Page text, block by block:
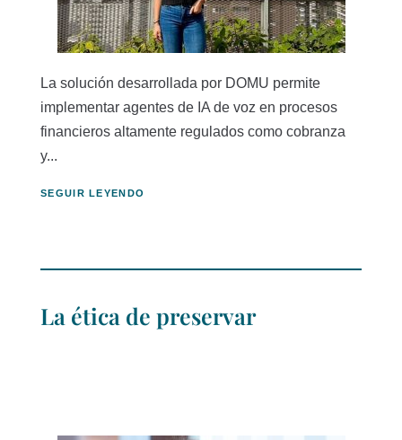
La solución desarrollada por DOMU permite
implementar agentes de IA de voz en procesos
financieros altamente regulados como cobranza
y...
SEGUIR LEYENDO
La ética de preservar